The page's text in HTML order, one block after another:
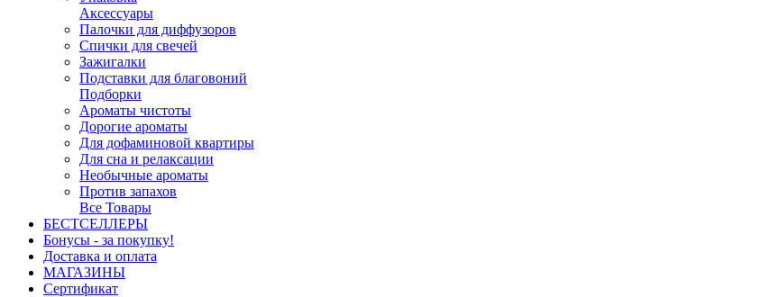
Аксессуары
Палочки для диффузоров
Спички для свечей
Зажигалки
Подставки для благовоний
Подборки
Ароматы чистоты
Дорогие ароматы
Для дофаминовой квартиры
Для сна и релаксации
Необычные ароматы
Против запахов
Все Товары
БЕСТСЕЛЛЕРЫ
Бонусы - за покупку!
Доставка и оплата
МАГАЗИНЫ
Cертификат